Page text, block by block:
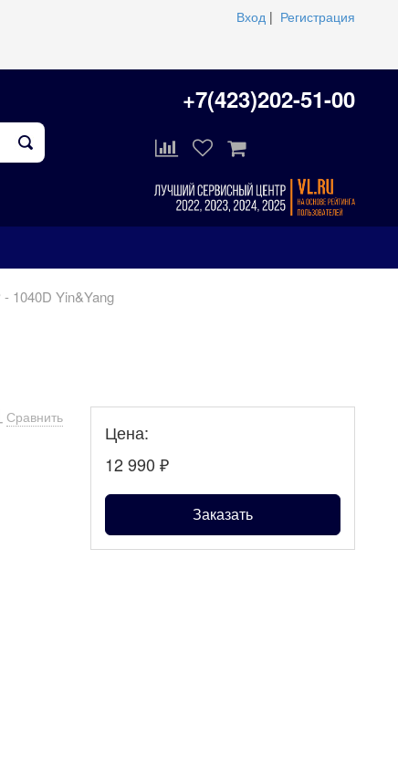
Вход | Регистрация
+7(423)202-51-00
1040D Yin&Yang
Сравнить
Цена:
12 990 ₽
Заказать